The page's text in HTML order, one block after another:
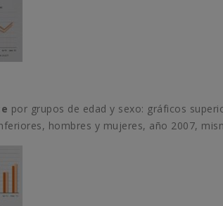
por grupos de edad y sexo: gráficos
hombres y mujeres, año 2007,